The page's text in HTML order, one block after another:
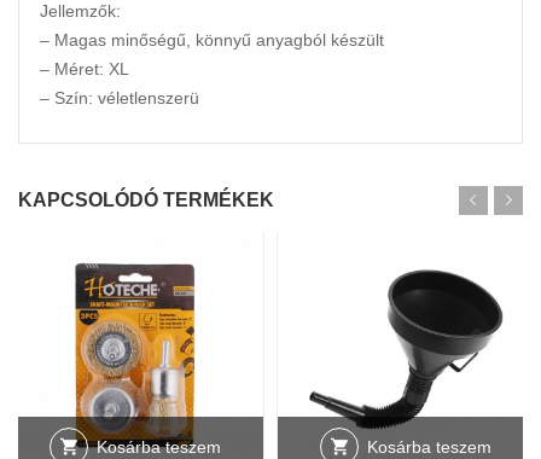
Jellemzők:
– Magas minőségű, könnyű anyagból készült
– Méret: XL
– Szín: véletlenszerü
KAPCSOLÓDÓ TERMÉKEK
Kosárba teszem Kosárba teszem